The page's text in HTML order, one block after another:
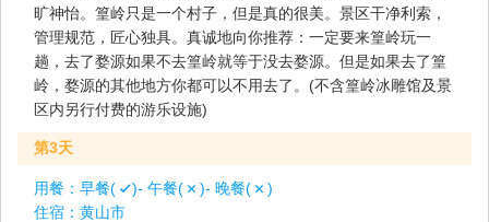
旷神怡。篁岭只是一个村子，但是真的很美。景区干净利索，
管理规范，匠心独具。真诚地向你推荐：一定要来篁岭玩一
趟，去了婺源如果不去篁岭就等于没去婺源。但是如果去了篁
岭，婺源的其他地方你都可以不用去了。(不含篁岭冰雕馆及景
区内另行付费的游乐设施)
第3天
用餐： 早餐( )- 午餐( )- 晚餐(
)
住宿： 黄山市